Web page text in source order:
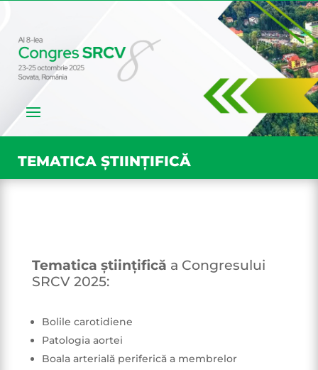
TEMATICA ȘTIINȚIFICĂ
Tematica științifică a Congresului
SRCV 2025:
Bolile carotidiene
Patologia aortei
Boala arterială periferică a membrelor